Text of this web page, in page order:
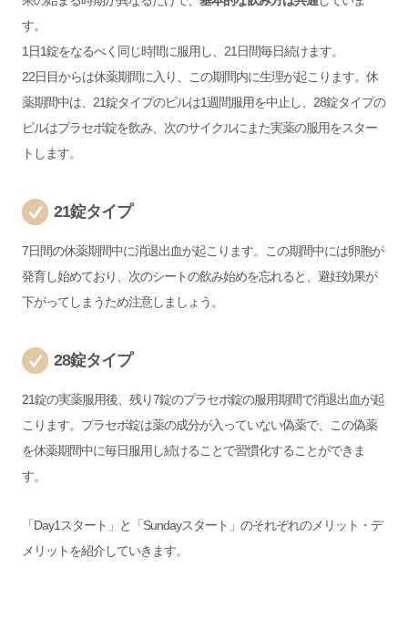
す。
1日1錠をなるべく同じ時間に服用し、21日間毎日続けます。
22日目からは休薬期間に入り、この期間内に生理が起こります。休
薬期間中は、21錠タイプのピルは1週間服用を中止し、28錠タイプの
ピルはプラセボ錠を飲み、次のサイクルにまた実薬の服用をスター
トします。
21錠タイプ
7日間の休薬期間中に消退出血が起こります。この期間中には卵胞が
発育し始めており、次のシートの飲み始めを忘れると、避妊効果が
下がってしまうため注意しましょう。
28錠タイプ
21錠の実薬服用後、残り7錠のプラセボ錠の服用期間で消退出血が起
こります。プラセボ錠は薬の成分が入っていない偽薬で、この偽薬
を休薬期間中に毎日服用し続けることで習慣化することができま
す。
「Day1スタート」と「Sundayスタート」のそれぞれのメリット・デ
メリットを紹介していきます。